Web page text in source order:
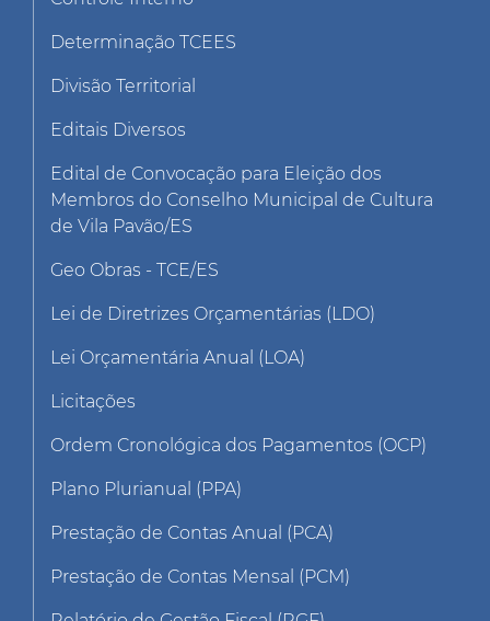
Determinação TCEES
Divisão Territorial
Editais Diversos
Edital de Convocação para Eleição dos
Membros do Conselho Municipal de Cultura
de Vila Pavão/ES
Geo Obras - TCE/ES
Lei de Diretrizes Orçamentárias (LDO)
Lei Orçamentária Anual (LOA)
Licitações
Ordem Cronológica dos Pagamentos (OCP)
Plano Plurianual (PPA)
Prestação de Contas Anual (PCA)
Prestação de Contas Mensal (PCM)